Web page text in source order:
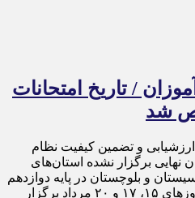
/ تاریخ امتحانات
ارزشیابی و تضمین کیفیت نظام
نهایی برگزار نشده استان‌های
و بلوچستان در پایه دوازدهم
را اعلام کرد. این امتحانات در روز‌های ۱۵، ۱۷ و ۲۰ مرداد برگزار